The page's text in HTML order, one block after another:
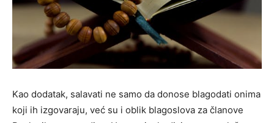
Kao dodatak, salavati ne samo da donose blagodati onima
koji ih izgovaraju, već su i oblik blagoslova za članove